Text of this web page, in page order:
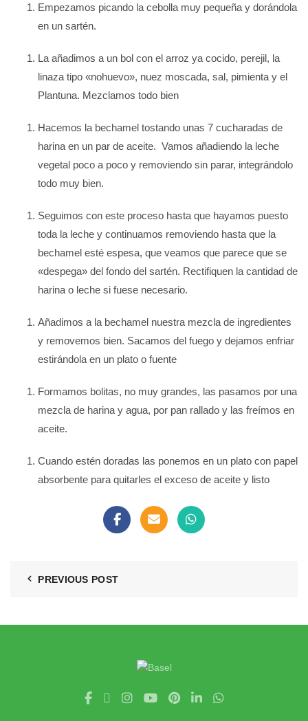
Empezamos picando la cebolla muy pequeña y dorándola
en un sartén.
La añadimos a un bol con el arroz ya cocido, perejil, la
linaza tipo «nohuevo», nuez moscada, sal, pimienta y el
Plantuna. Mezclamos todo bien
Hacemos la bechamel tostando unas 7 cucharadas de
harina en un par de aceite. Vamos añadiendo la leche
vegetal poco a poco y removiendo sin parar, integrándolo
todo muy bien.
Seguimos con este proceso hasta que hayamos puesto
toda la leche y continuamos removiendo hasta que la
bechamel esté espesa, que veamos que parece que se
«despega» del fondo del sartén. Rectifiquen la cantidad de
harina o leche si fuese necesario.
Añadimos a la bechamel nuestra mezcla de ingredientes
y removemos bien. Sacamos del fuego y dejamos enfriar
estirándola en un plato o fuente
Formamos bolitas, no muy grandes, las pasamos por una
mezcla de harina y agua, por pan rallado y las freímos en
aceite.
Cuando estén doradas las ponemos en un plato con papel
absorbente para quitarles el exceso de aceite y listo
PREVIOUS POST